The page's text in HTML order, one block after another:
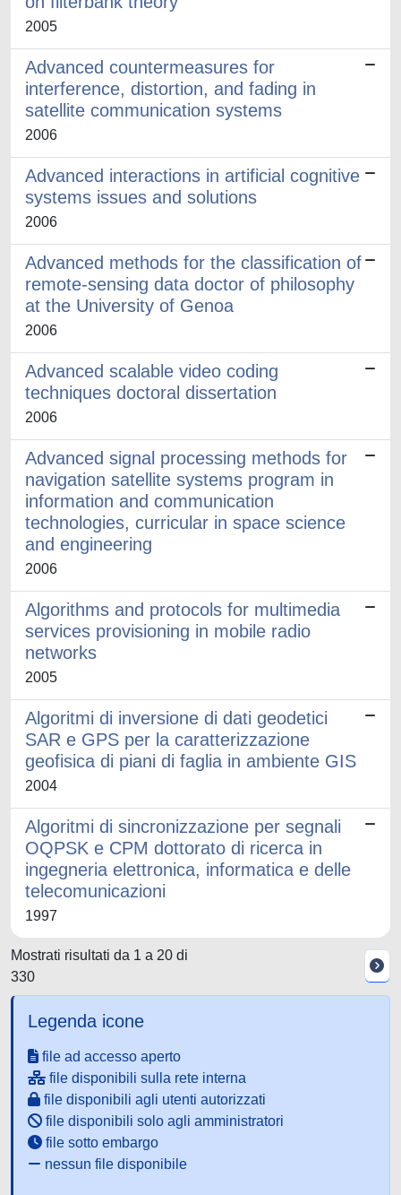
2005
Advanced countermeasures for
interference, distortion, and fading in
satellite communication systems
2006
Advanced interactions in artificial cognitive
systems issues and solutions
2006
Advanced methods for the classification of
remote-sensing data doctor of philosophy
at the University of Genoa
2006
Advanced scalable video coding
techniques doctoral dissertation
2006
Advanced signal processing methods for
navigation satellite systems program in
information and communication
technologies, curricular in space science
and engineering
2006
Algorithms and protocols for multimedia
services provisioning in mobile radio
networks
2005
Algoritmi di inversione di dati geodetici
SAR e GPS per la caratterizzazione
geofisica di piani di faglia in ambiente GIS
2004
Algoritmi di sincronizzazione per segnali
OQPSK e CPM dottorato di ricerca in
ingegneria elettronica, informatica e delle
telecomunicazioni
1997
Mostrati risultati da 1 a 20 di
330
Legenda icone
file ad accesso aperto
file disponibili sulla rete interna
file disponibili agli utenti autorizzati
file disponibili solo agli amministratori
file sotto embargo
nessun file disponibile